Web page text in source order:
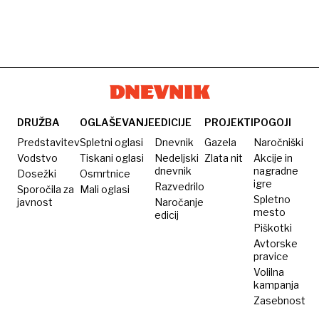
DRUŽBA
Predstavitev
Vodstvo
Dosežki
Sporočila za
javnost
OGLAŠEVANJE
Spletni oglasi
Tiskani oglasi
Osmrtnice
Mali oglasi
EDICIJE
Dnevnik
Nedeljski
dnevnik
Razvedrilo
Naročanje
edicij
PROJEKTI
Gazela
Zlata nit
POGOJI
Naročniški
Akcije in
nagradne
igre
Spletno
mesto
Piškotki
Avtorske
pravice
Volilna
kampanja
Zasebnost